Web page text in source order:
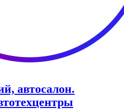
автосалон.